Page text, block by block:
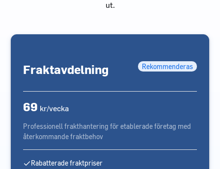
ut.
Fraktavdelning Rekommenderas
69 kr/vecka
Professionell frakthantering för etablerade företag med
återkommande fraktbehov
Rabatterade fraktpriser